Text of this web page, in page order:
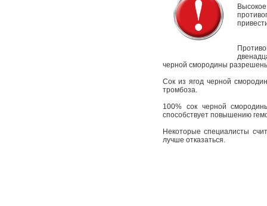
черной смородины
Сок из ягод черной
тромбоза.
100% сок черной
способствует повышению
Некоторые специалисты
лучше отказаться.